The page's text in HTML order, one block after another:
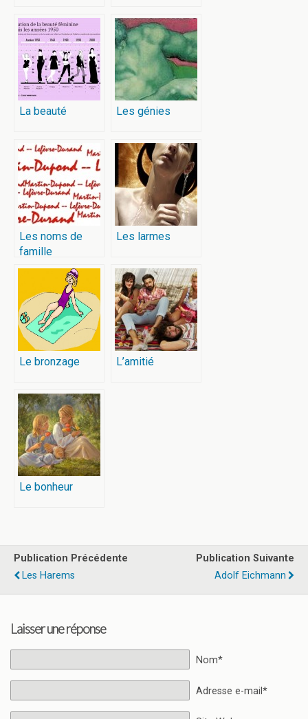
La beauté Les génies
Les noms de
famille
Les larmes
Le bronzage L’amitié
Le bonheur
Publication Précédente
Les Harems
Publication Suivante
Adolf Eichmann
Laisser une réponse
Nom*
Adresse e-mail*